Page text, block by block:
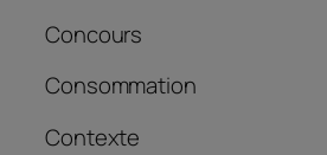
Concours
Consommation
Contexte